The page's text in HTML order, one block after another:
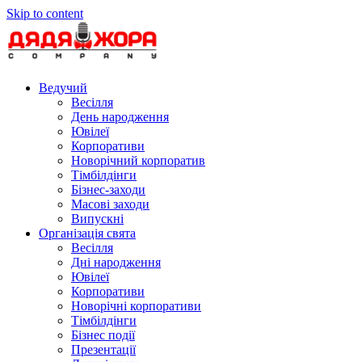
Skip to content
Ведучий
Весілля
День народження
Ювілеї
Корпоративи
Новорічний корпоратив
Тімбілдінги
Бізнес-заходи
Масові заходи
Випускні
Організація свята
Весілля
Дні народження
Ювілеї
Корпоративи
Новорічні корпоративи
Тімбілдінги
Бізнес події
Презентації